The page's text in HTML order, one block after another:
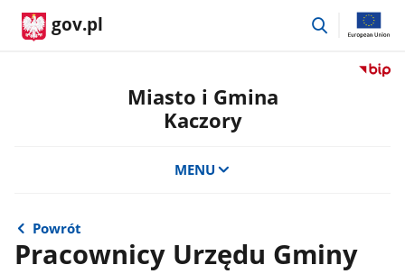
gov.pl
przejdź
Przejdź
Miasto i Gmina
Kaczory
MENU
Powrót
Pracownicy Urzędu Gminy